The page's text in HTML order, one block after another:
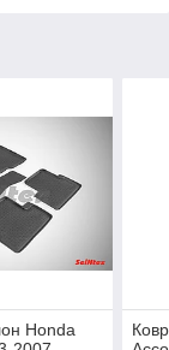
Honda